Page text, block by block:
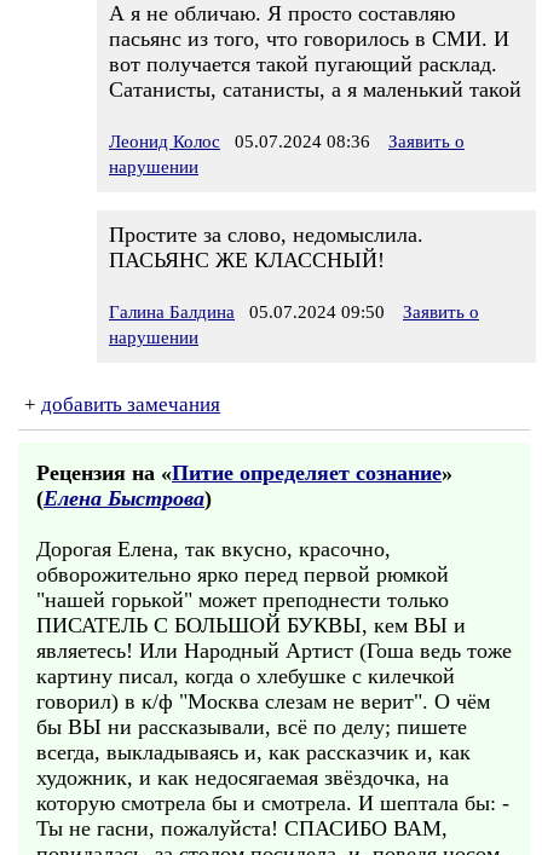
А я не обличаю. Я просто составляю
пасьянс из того, что говорилось в СМИ. И
вот получается такой пугающий расклад.
Сатанисты, сатанисты, а я маленький такой
Леонид Колос 05.07.2024 08:36
Заявить о
нарушении
Простите за слово, недомыслила.
ПАСЬЯНС ЖЕ КЛАССНЫЙ!
Галина Балдина 05.07.2024 09:50
Заявить о
нарушении
+ добавить замечания
Рецензия на «Питие определяет сознание»
(Елена Быстрова)
Дорогая Елена, так вкусно, красочно,
обворожительно ярко перед первой рюмкой
"нашей горькой" может преподнести только
ПИСАТЕЛЬ С БОЛЬШОЙ БУКВЫ, кем ВЫ и
являетесь! Или Народный Артист (Гоша ведь тоже
картину писал, когда о хлебушке с килечкой
говорил) в к/ф "Москва слезам не верит". О чём
бы ВЫ ни рассказывали, всё по делу; пишете
всегда, выкладываясь и, как рассказчик и, как
художник, и как недосягаемая звёздочка, на
которую смотрела бы и смотрела. И шептала бы: -
Ты не гасни, пожалуйста! СПАСИБО ВАМ,